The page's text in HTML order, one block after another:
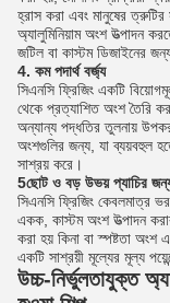
হ্রাস করা এবং মানুষের ত্রুটির
অ্যালুমিনিয়াম অংশ উত্পাদন
জটিল বা কাস্টম ডিজাইনের
4. কম পদার্থ বর্জ্য
সিএনসি ফ্রিজিং একটি
থেকে প্রত্যাশিত অংশ তৈরি
অন্যান্য পদ্ধতির তুলনায়
অংশগুলির জন্য, যা ব্যয়বহুল
সাশ্রয় করে।
5ছোট ও বড় উভয় প্যাচির জন্য
সিএনসি ফ্রিজিং কেবলমাত্র
একক, কাস্টম অংশ উত্পাদন
করা হয় কিনা বা স্পষ্টতা
একটি সাশ্রয়ী মূল্যের মূল্য
উচ্চ-নির্ভুলতাযুক্ত